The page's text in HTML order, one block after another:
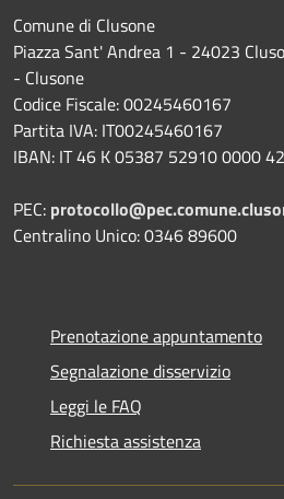
Comune di Clusone
Piazza Sant' Andrea 1 - 24023
- Clusone
Codice Fiscale: 00245460167
Partita IVA: IT00245460167
IBAN: IT 46 K 05387 52910 0000
PEC:
Centralino Unico: 0346 89600
Prenotazione appuntamento
Segnalazione disservizio
Leggi le FAQ
Richiesta assistenza